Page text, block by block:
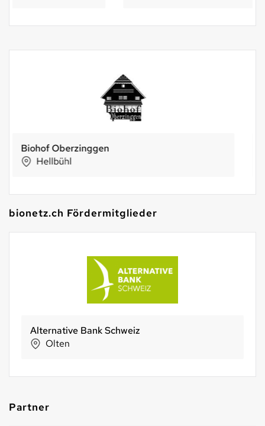
biomondo
Basel
bionetz.ch Fördermitglieder
Morga AG
Ebnat-Kappel
Partner